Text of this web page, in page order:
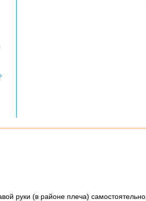
руки (в районе плеча)